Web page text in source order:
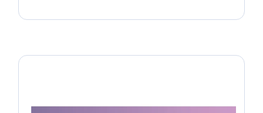
հարձակումից հետո
մեկնաբանություններում
ատելության խոսքի